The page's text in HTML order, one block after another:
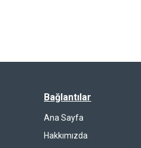
Bağlantılar
Ana Sayfa
Hakkımızda